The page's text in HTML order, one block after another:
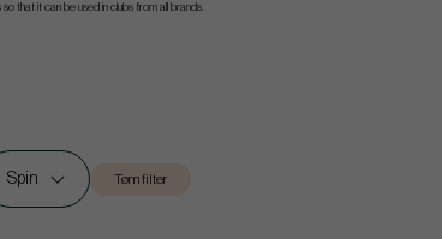
that it can be used in clubs from all brands.
Spin Tøm filter